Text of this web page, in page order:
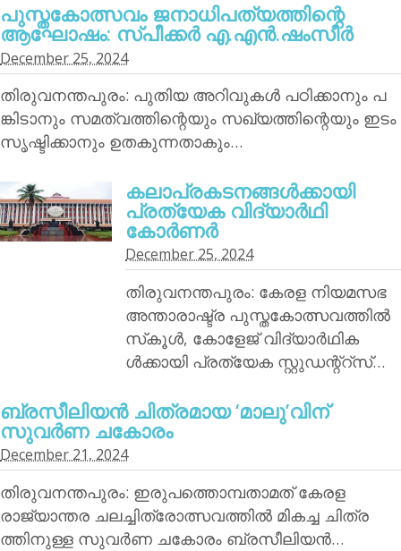
പുസ്തകോത്സവം ജനാധിപത്യത്തിന്റെ
ആഘോഷം: സ്പീക്കര്‍ എ.എന്‍.ഷംസീര്‍
December 25, 2024
തിരുവനന്തപുരം: പുതിയ അറിവുകള്‍ പഠിക്കാനും പ
ങ്കിടാനും സമത്വത്തിന്റെയും സഖ്യത്തിന്റെയും ഇടം
സൃഷ്ടിക്കാനും ഉതകുന്നതാകും…
കലാപ്രകടനങ്ങള്‍ക്കായി
പ്രത്യേക വിദ്യാര്‍ഥി
കോര്‍ണര്‍
December 25, 2024
തിരുവനന്തപുരം: കേരള നിയമസഭ
അന്താരാഷ്ട്ര പുസ്തകോത്സവത്തില്‍
സ്‌കൂള്‍, കോളേജ് വിദ്യാര്‍ഥിക
ള്‍ക്കായി പ്രത്യേക സ്റ്റുഡന്റ്‌റ്‌സ്…
ബ്രസീലിയന്‍ ചിത്രമായ ‘മാലു’വിന്
സുവര്‍ണ ചകോരം
December 21, 2024
തിരുവനന്തപുരം: ഇരുപത്തൊമ്പതാമത് കേരള
രാജ്യാന്തര ചലച്ചിത്രോത്സവത്തില്‍ മികച്ച ചിത്ര
ത്തിനുള്ള സുവര്‍ണ ചകോരം ബ്രസീലിയന്‍…